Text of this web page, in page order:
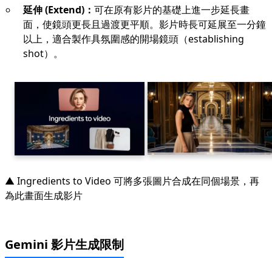
延伸 (Extend)： 可在原有影片的基礎上進一步延長畫
面，使鏡頭更長且過渡更平順。影片時長可延展至一分鐘
以上，適合製作具氛圍感的開場鏡頭（establishing
shot）。
▲ Ingredients to Video 可將多張圖片合成在同個場景，再
為此畫面生成影片
Gemini 影片生成限制